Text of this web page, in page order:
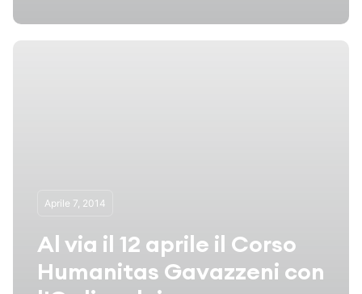
Aprile 7, 2014
Al via il 12 aprile il Corso
Humanitas Gavazzeni con